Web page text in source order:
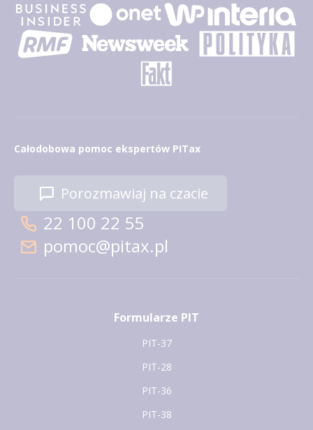
Całodobowa pomoc ekspertów PITax
Porozmawiaj na czacie
22 100 22 55
pomoc@pitax.pl
Formularze PIT
PIT-37
PIT-28
PIT-36
PIT-38